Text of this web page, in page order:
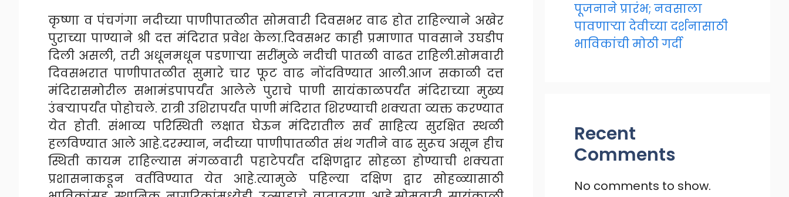
कृष्णा व पंचगंगा नदीच्या पाणीपातळीत सोमवारी दिवसभर वाढ होत राहिल्याने अखेर
पुराच्या पाण्याने श्री दत्त मंदिरात प्रवेश केला.दिवसभर काही प्रमाणात पावसाने उघडीप
दिली असली, तरी अधूनमधून पडणाऱ्या सरींमुळे नदीची पातळी वाढत राहिली.सोमवारी
दिवसभरात पाणीपातळीत सुमारे चार फूट वाढ नोंदविण्यात आली.आज सकाळी दत्त
मंदिरासमोरील सभामंडपापर्यंत आलेले पुराचे पाणी सायंकाळपर्यंत मंदिराच्या मुख्य
उंबऱ्यापर्यंत पोहोचले. रात्री उशिरापर्यंत पाणी मंदिरात शिरण्याची शक्यता व्यक्त करण्यात
येत होती. संभाव्य परिस्थिती लक्षात घेऊन मंदिरातील सर्व साहित्य सुरक्षित स्थळी
हलविण्यात आले आहे.दरम्यान, नदीच्या पाणीपातळीत संथ गतीने वाढ सुरूच असून हीच
स्थिती कायम राहिल्यास मंगळवारी पहाटेपर्यंत दक्षिणद्वार सोहळा होण्याची शक्यता
प्रशासनाकडून वर्तविण्यात येत आहे.त्यामुळे पहिल्या दक्षिण द्वार सोहळ्यासाठी
पूजनाने प्रारंभ; नवसाला
पावणाऱ्या देवीच्या दर्शनासाठी
भाविकांची मोठी गर्दी
Recent
Comments
No comments to show.